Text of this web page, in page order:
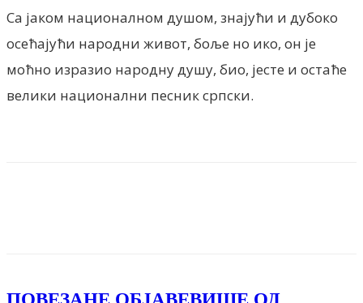
Са јаком националном душом, знајући и дубоко
осећајући народни живот, боље но ико, он је
моћно изразио народну душу, био, јесте и остаће
велики национални песник српски.